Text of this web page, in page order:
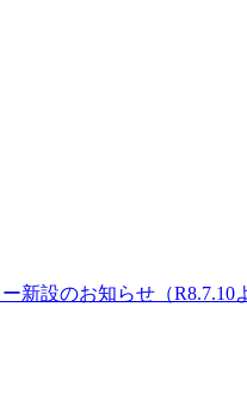
新設のお知らせ（R8.7.10